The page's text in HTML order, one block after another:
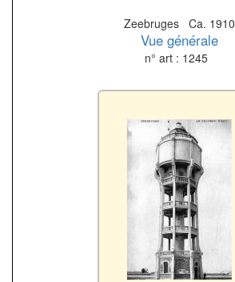
Zeebruges Ca. 1910
Vue générale
n° art : 1245